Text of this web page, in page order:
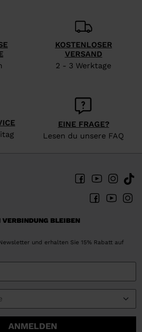
KOSTENLOSER
VERSAND
2 - 3 Werktage
EINE FRAGE?
Lesen du unsere FAQ
BLEIBEN
und erhalten Sie 15% Rabatt auf
ANMELDEN